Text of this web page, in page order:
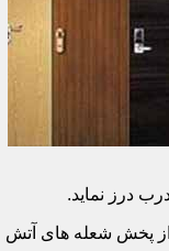
از پخش شعله های آتش